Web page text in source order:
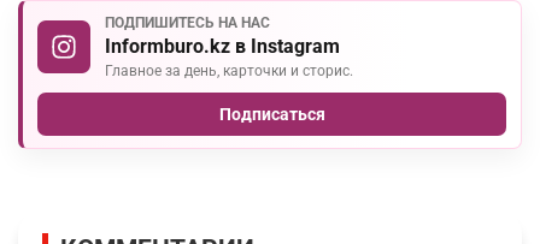
ПОДПИШИТЕСЬ НА НАС
Informburo.kz в Instagram
Главное за день, карточки и сторис.
Подписаться